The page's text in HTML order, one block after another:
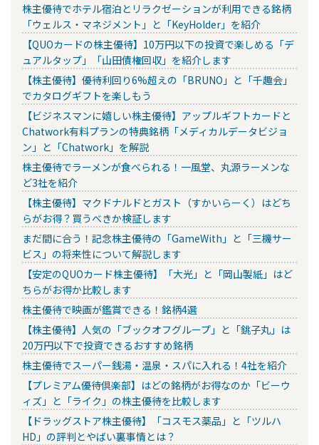
株主優待でホテル宿泊とリラクゼーションが利用できる銘柄
「ウェルス・マネジメント」と「KeyHolder」を紹介
【QUOカードの株主優待】10万円以下の投資で楽しめる「デ
ュアルタップ」「山田債権回収」を紹介します
【株主優待】優待利回り6%超えの「BRUNO」と「千趣会」
でカタログギフトを楽しもう
【ビジネスマンに嬉しい株主優待】アップルギフトカードと
Chatwork有料プランの特典銘柄「メディカルデータビジョ
ン」と「Chatwork」を解説
株主優待でラーメンが食べられる！一風堂、丸源ラーメンな
ど3社を紹介
【株主優待】マクドナルドとガスト（すかいらーく）はどち
らがお得？買うべきか検証します
まだ間に合う！記念株主優待の「GameWith」と「三機サー
ビス」の将来性について解説します
【安定のQUOカード株主優待】「大光」と「岡山製紙」はど
ちらがお得か比較します
株主優待で映画が鑑賞できる！銘柄4選
【株主優待】人気の「ブックオフグループ」と「銚子丸」は
20万円以下で投資できるおすすめ銘柄
株主優待でスーパー銭湯・温泉・スパに入れる！4社を紹介
【プレミアム優待倶楽部】はどの銘柄がお得なのか「ビーウ
ィズ」と「ライク」の株主優待を比較します
【ドラッグストア株主優待】「コスモス薬品」と「ツルハ
HD」の評判とやばい裏事情とは？